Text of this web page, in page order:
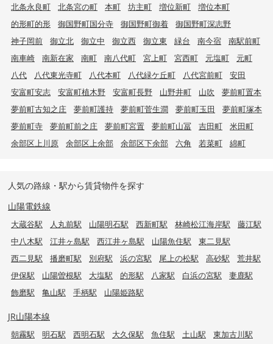
北条永良町
北条宮の町 本町 坊主町 増位新町
増位本町
的形町的形
御国野町国分寺 御国野町御着
御国野町深志野
神子岡前
御立北 御立中 御立西 御立東 緑台 南今宿
南駅前町
南車崎
南新在家 南町 南八代町 宮上町 宮西町 元塩町
元町
八代
八代東光寺町 八代本町 八代緑ケ丘町 八代宮前町
安田
安富町安志
安富町植木野 安富町長野 山野井町 山吹
夢前町置本
夢前町古知之庄
夢前町護持 夢前町菅生澗 夢前町玉田
夢前町塚本
夢前町寺
夢前町前之庄 夢前町宮置 夢前町山冨 吉田町
米田町
余部区上川原
余部区上余部 余部区下余部 六角 若菜町 綿町
人気の路線・駅から賃貸物件を探す
山陽電鉄線
大蔵谷駅 人丸前駅 山陽明石駅 西新町駅 林崎松江海岸駅
藤江駅
中八木駅
江井ヶ島駅 西江井ヶ島駅 山陽魚住駅
東二見駅
西二見駅
播磨町駅 別府駅 浜の宮駅 尾上の松駅 高砂駅
荒井駅
伊保駅
山陽曽根駅 大塩駅 的形駅 八家駅 白浜の宮駅
妻鹿駅
飾磨駅
亀山駅 手柄駅 山陽姫路駅
JR山陽本線
朝霧駅 明石駅 西明石駅 大久保駅 魚住駅 土山駅
東加古川駅